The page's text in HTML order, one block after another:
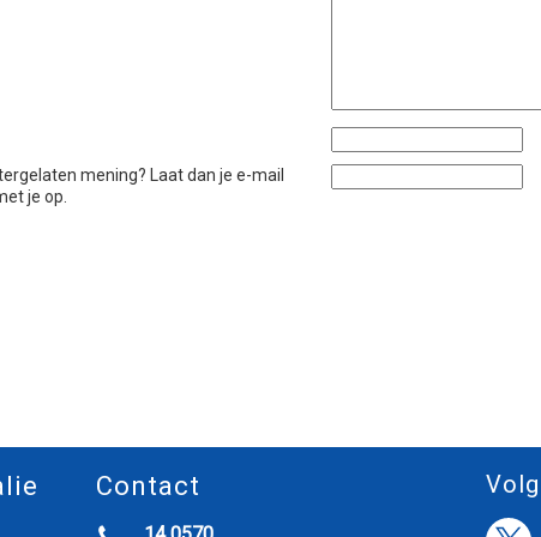
mening? Laat dan je e-mail
je op.
Contact